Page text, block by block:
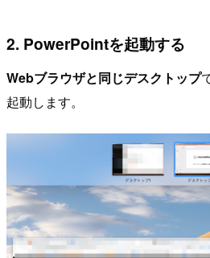
2. PowerPointを起動する
Webブラウザと同じデスクトップ
起動します。